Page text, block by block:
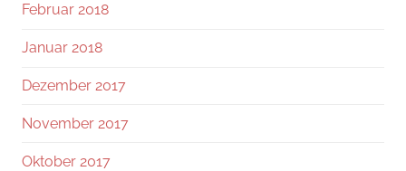
Februar 2018
Januar 2018
Dezember 2017
November 2017
Oktober 2017